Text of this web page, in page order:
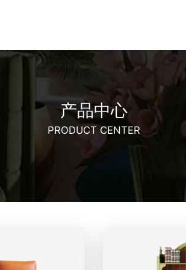
产品中心
PRODUCT CENTER